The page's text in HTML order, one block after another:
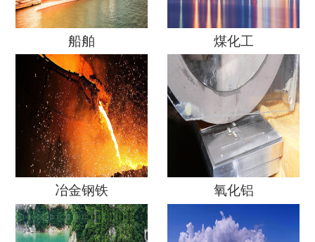
船舶 煤化工
冶金钢铁 氧化铝